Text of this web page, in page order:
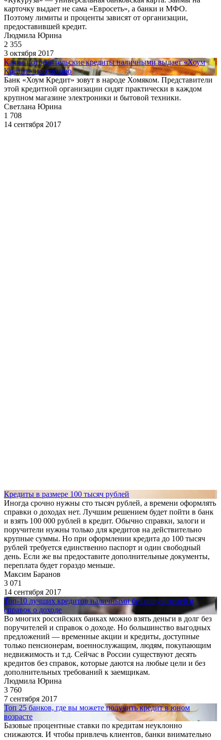
карточку выдает не сама «Евросеть», а банки и МФО.
Поэтому лимиты и проценты зависят от организации,
предоставившей кредит.
Людмила Юрина
2 355
3 октября 2017
Какие потребительские кредиты наличными выдает «Хоум
Кредит» населению
Банк «Хоум Кредит» зовут в народе Хомяком. Представители
этой кредитной организации сидят практически в каждом
крупном магазине электроники и бытовой техники.
Светлана Юрина
1 708
14 сентября 2017
Кредиты в размере 100 тысяч рублей
Иногда срочно нужны сто тысяч рублей, а времени оформлять
справки о доходах нет. Лучшим решением будет пойти в банк
и взять 100 000 рублей в кредит. Обычно справки, залоги и
поручители нужны только для кредитов на действительно
крупные суммы. Но при оформлении кредита до 100 тысяч
рублей требуется единственно паспорт и один свободный
день. Если же вы предоставите дополнительные документы,
переплата будет гораздо меньше.
Максим Баранов
3 071
14 сентября 2017
Топ-10 лучших кредитов наличными без поручителей и
справок о доходе
Во многих российских банках можно взять деньги в долг без
поручителей и справок о доходе. Но большинство выгодных
предложений — временные акции и кредиты, доступные
только пенсионерам, военнослужащим, людям, покупающим
недвижимость и т.д. Сейчас в России существуют десять
кредитов без справок, которые даются на любые цели и без
дополнительных требований к заемщикам.
Людмила Юрина
3 760
7 сентября 2017
Топ 25 банков, где вы можете получить кредит в юном
возрасте
Базовые процентные ставки по кредитам неуклонно
снижаются. И чтобы привлечь клиентов, банки внимательно